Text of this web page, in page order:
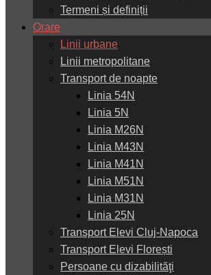
Termeni și definiții
Orare
Linii urbane
Linii metropolitane
Transport de noapte
Linia 54N
Linia 5N
Linia M26N
Linia M43N
Linia M41N
Linia M51N
Linia M31N
Linia 25N
Transport Elevi Cluj-Napoca
Transport Elevi Florești
Persoane cu dizabilităţi